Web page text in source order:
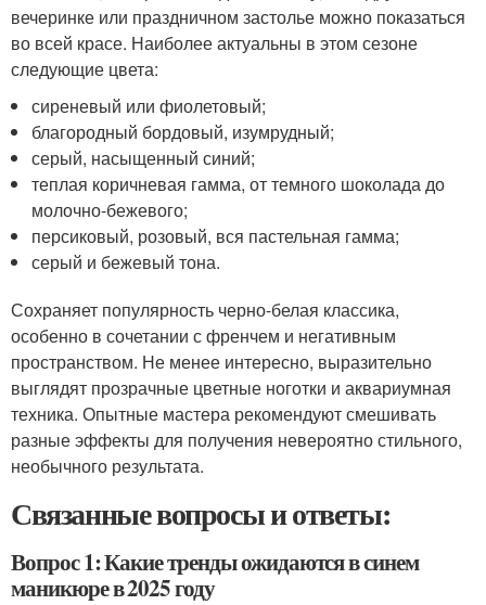
вечеринке или праздничном застолье можно показаться
во всей красе. Наиболее актуальны в этом сезоне
следующие цвета:
сиреневый или фиолетовый;
благородный бордовый, изумрудный;
серый, насыщенный синий;
теплая коричневая гамма, от темного шоколада до
молочно-бежевого;
персиковый, розовый, вся пастельная гамма;
серый и бежевый тона.
Сохраняет популярность черно-белая классика,
особенно в сочетании с френчем и негативным
пространством. Не менее интересно, выразительно
выглядят прозрачные цветные ноготки и аквариумная
техника. Опытные мастера рекомендуют смешивать
разные эффекты для получения невероятно стильного,
необычного результата.
Связанные вопросы и ответы:
Вопрос 1: Какие тренды ожидаются в синем
маникюре в 2025 году